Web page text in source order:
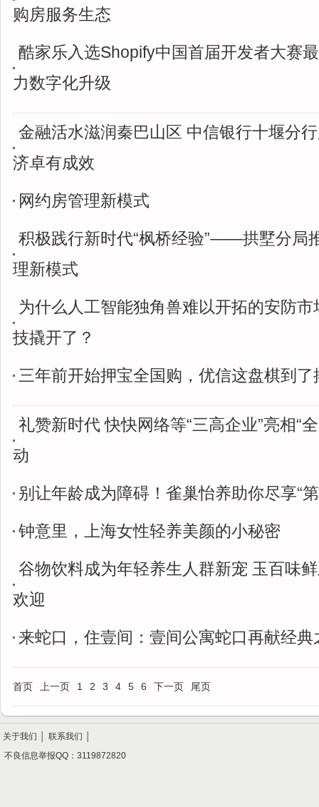
购房服务生态
酷家乐入选Shopify中国首届开发者大赛
力数字化升级
金融活水滋润秦巴山区 中信银行十堰分
济卓有成效
网约房管理新模式
积极践行新时代“枫桥经验”——拱墅分局
理新模式
为什么人工智能独角兽难以开拓的安防
技撬开了？
三年前开始押宝全国购，优信这盘棋到了
礼赞新时代 快快网络等“三高企业”亮相“
动
别让年龄成为障碍！雀巢怡养助你尽享“
钟意里，上海女性轻养美颜的小秘密
谷物饮料成为年轻养生人群新宠 玉百味
欢迎
来蛇口，住壹间：壹间公寓蛇口再献经典
首页 上一页 1 2 3 4 5 6 下一页 尾页
关于我们 联系我们
不良信息举报QQ：3119872820